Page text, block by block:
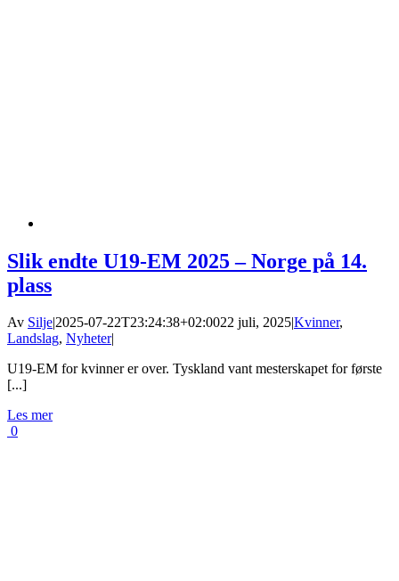
Slik endte U19-EM 2025 – Norge på 14.
plass
Av Silje|2025-07-22T23:24:38+02:0022 juli, 2025|Kvinner,
Landslag, Nyheter|
U19-EM for kvinner er over. Tyskland vant mesterskapet for første
[...]
Les mer
0